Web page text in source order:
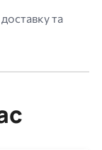
та